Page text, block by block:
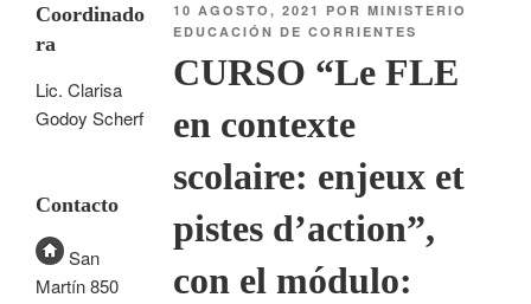
10 AGOSTO, 2021 PORMINISTERIO
EDUCACIÓN DE CORRIENTES
CURSO “Le FLE
en contexte
scolaire: enjeux et
pistes d’action”,
con el módulo:
Coordinado
ra
Lic. Clarisa
Godoy Scherf
Contacto
San
Martín 850